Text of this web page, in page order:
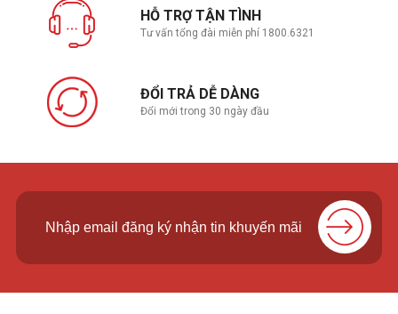
HỖ TRỢ TẬN TÌNH
Tư vấn tổng đài miễn phí 1800.6321
ĐỔI TRẢ DỄ DÀNG
Đổi mới trong 30 ngày đầu